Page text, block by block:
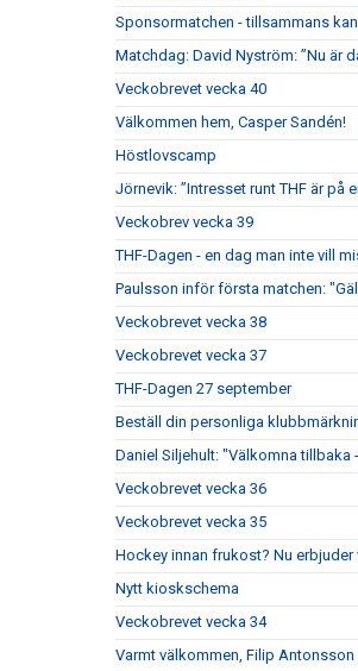
Sponsormatchen - tillsammans
Matchdag: David Nyström: ”Nu är
Veckobrevet vecka 40
Välkommen hem, Casper Sandén!
Höstlovscamp
Jörnevik: ”Intresset runt THF är på
Veckobrev vecka 39
THF-Dagen - en dag man inte vill
Paulsson inför första matchen:
Veckobrevet vecka 38
Veckobrevet vecka 37
THF-Dagen 27 september
Beställ din personliga
Daniel Siljehult: "Välkomna tillbaka
Veckobrevet vecka 36
Veckobrevet vecka 35
Hockey innan frukost? Nu
Nytt kioskschema
Veckobrevet vecka 34
Varmt välkommen, Filip Antonsson